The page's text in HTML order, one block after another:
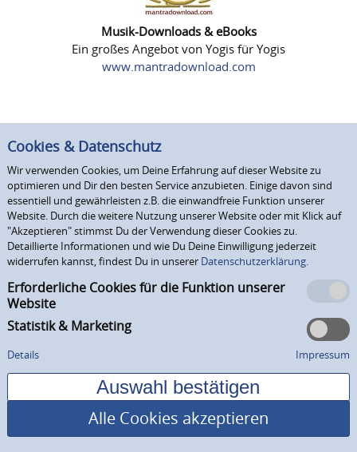
Musik-Downloads & eBooks
Ein großes Angebot von Yogis für Yogis
www.mantradownload.com
Cookies & Datenschutz
Wir verwenden Cookies, um Deine Erfahrung auf dieser Website zu
optimieren und Dir den besten Service anzubieten. Einige davon sind
essentiell und gewährleisten z.B. die einwandfreie Funktion unserer
Website. Durch die weitere Nutzung unserer Website oder mit Klick auf
"Akzeptieren" stimmst Du der Verwendung dieser Cookies zu.
Detaillierte Informationen und wie Du Deine Einwilligung jederzeit
widerrufen kannst, findest Du in unserer Datenschutzerklärung.
Erforderliche Cookies für die Funktion unserer
Website
Statistik & Marketing
Details Impressum
Alle Cookies akzeptieren